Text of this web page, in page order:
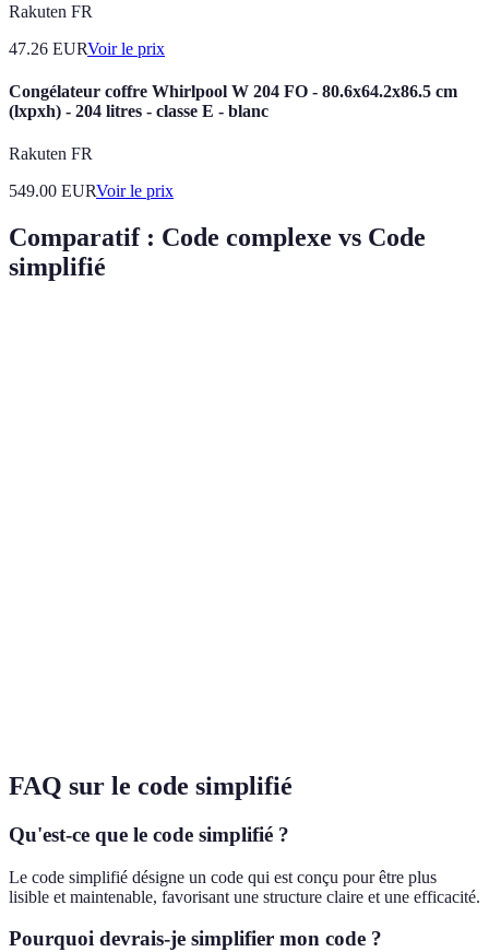
Rakuten FR
47.26 EURVoir le prix
Congélateur coffre Whirlpool W 204 FO - 80.6x64.2x86.5 cm
(lxpxh) - 204 litres - classe E - blanc
Rakuten FR
549.00 EURVoir le prix
Comparatif : Code complexe vs Code
simplifié
FAQ sur le code simplifié
Qu'est-ce que le code simplifié ?
Le code simplifié désigne un code qui est conçu pour être plus
lisible et maintenable, favorisant une structure claire et une efficacité.
Pourquoi devrais-je simplifier mon code ?